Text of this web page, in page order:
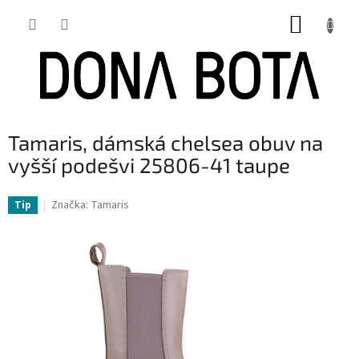
Tamaris, dámská chelsea obuv na
vyšší podešvi 25806-41 taupe
Tip Značka: Tamaris